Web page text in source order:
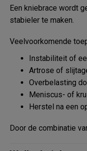
Een kniebrace wordt
stabieler te maken.
Veelvoorkomende
Instabiliteit of
Artrose of
Overbelasting
Meniscus- of
Herstel na een
Door de combinatie